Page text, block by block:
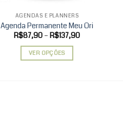
AGENDAS E PLANNERS
Agenda Permanente Meu Ori
R$87,90– R$137,90Faixa
VER OPÇÕES